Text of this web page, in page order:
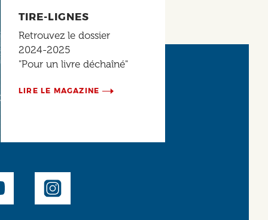
TIRE-LIGNES
Retrouvez le dossier
2024-2025
"Pour un livre déchaîné"
LIRE LE MAGAZINE